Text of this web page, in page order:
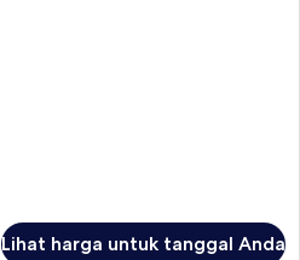
Lihat harga untuk tanggal Anda